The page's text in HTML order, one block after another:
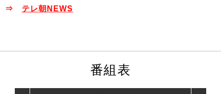
⇒ テレ朝NEWS
番組表